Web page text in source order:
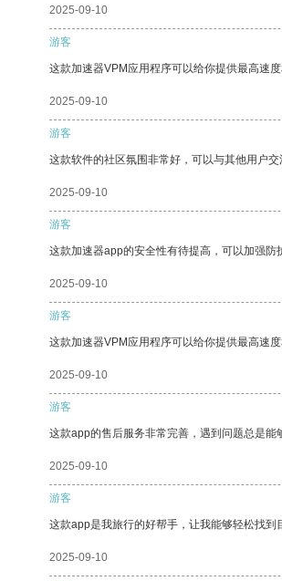
2025-09-10
游客
这款加速器VPM应用程序可以给你提供最高速
2025-09-10
游客
这款软件的社区氛围非常好，可以与其他用户交
2025-09-10
游客
这款加速器app的安全性有待提高，可以加强防
2025-09-10
游客
这款加速器VPM应用程序可以给你提供最高速度
2025-09-10
游客
这款app的售后服务非常完善，遇到问题总是能
2025-09-10
游客
这款app是我旅行的好帮手，让我能够轻松找到
2025-09-10